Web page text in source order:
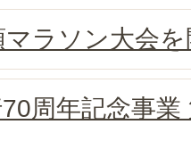
マラソン大会
周年記念事